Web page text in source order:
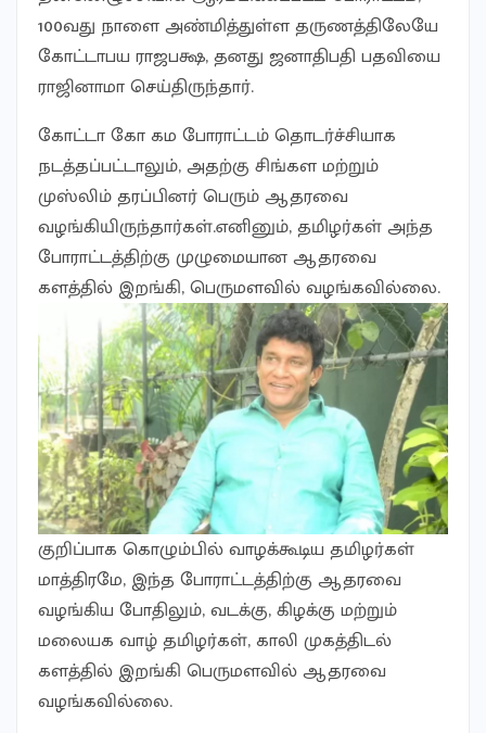
100வது நாளை அண்மித்துள்ள தருணத்திலேயே
கோட்டாபய ராஜபக்ஷ, தனது ஜனாதிபதி பதவியை
ராஜினாமா செய்திருந்தார்.
கோட்டா கோ கம போராட்டம் தொடர்ச்சியாக
நடத்தப்பட்டாலும், அதற்கு சிங்கள மற்றும்
முஸ்லிம் தரப்பினர் பெரும் ஆதரவை
வழங்கியிருந்தார்கள்.எனினும், தமிழர்கள் அந்த
போராட்டத்திற்கு முழுமையான ஆதரவை
களத்தில் இறங்கி, பெருமளவில் வழங்கவில்லை.
குறிப்பாக கொழும்பில் வாழக்கூடிய தமிழர்கள்
மாத்திரமே, இந்த போராட்டத்திற்கு ஆதரவை
வழங்கிய போதிலும், வடக்கு, கிழக்கு மற்றும்
மலையக வாழ் தமிழர்கள், காலி முகத்திடல்
களத்தில் இறங்கி பெருமளவில் ஆதரவை
வழங்கவில்லை.